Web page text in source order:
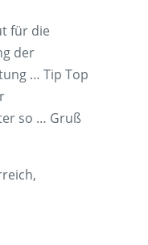
für die
der
… Tip Top
so … Gruß